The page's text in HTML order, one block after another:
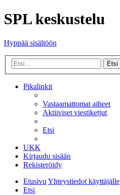
SPL keskustelu
Hyppää sisältöön
Etsi
Pikalinkit
Vastaamattomat aiheet
Aktiiviset viestiketjut
Etsi
UKK
Kirjaudu sisään
Rekisteröidy
EtusivuYhteystiedot käyttäjälle
Etsi